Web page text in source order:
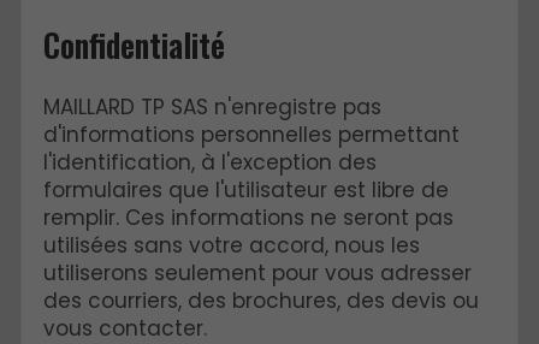
Confidentialité
MAILLARD TP SAS n'enregistre pas
d'informations personnelles permettant
l'identification, à l'exception des
formulaires que l'utilisateur est libre de
remplir. Ces informations ne seront pas
utilisées sans votre accord, nous les
utiliserons seulement pour vous adresser
des courriers, des brochures, des devis ou
vous contacter.